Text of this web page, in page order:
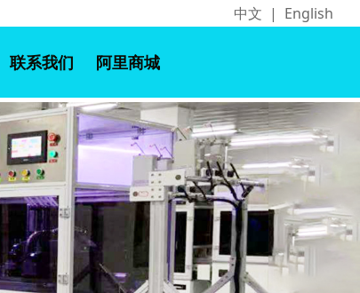
中文 | English
联系我们 阿里商城